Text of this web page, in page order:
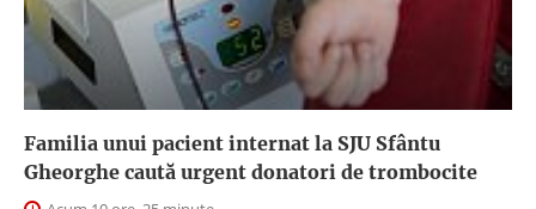
Familia unui pacient internat la SJU Sfântu
Gheorghe caută urgent donatori de trombocite